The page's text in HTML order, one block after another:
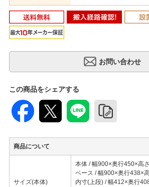
この商品をシェアする
商品について
サイズ(本体)
本体 / 幅900×奥行450×高
ベース / 幅900×奥行438×
内寸(上段) / 幅412×奥行